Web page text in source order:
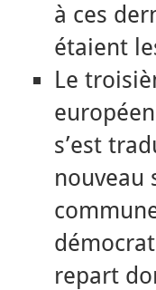
à ces
étaient
Le
s’est
nouveau
repart